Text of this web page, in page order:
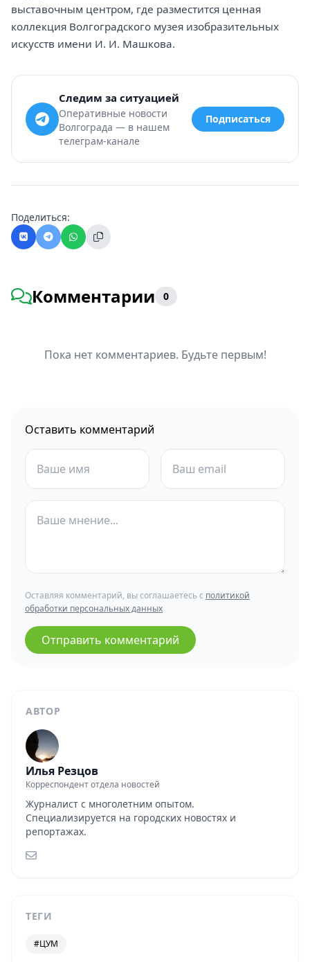
АВТОР
Илья Резцов
Корреспондент отдела новостей
Журналист с многолетним опытом.
Специализируется на городских новостях и
репортажах.
ТЕГИ
#ЦУМ
выставочным центром, где разместится ценная
коллекция Волгоградского музея изобразительных
искусств имени И. И. Машкова.
Следим за ситуацией
Оперативные новости
Волгограда — в нашем
телеграм-канале
Подписаться
Поделиться:
Комментарии 0
Пока нет комментариев. Будьте первым!
Оставить комментарий
Оставляя комментарий, вы соглашаетесь с политикой
обработки персональных данных
Отправить комментарий